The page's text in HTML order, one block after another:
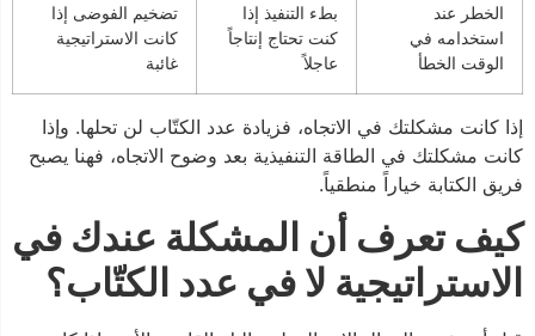
الخطر عند
استخدامه في
الوقت الخطأ
بطء التنفيذ إذا
كنت تحتاج إنتاجاً
عاجلاً
تضخيم الفوضى إذا
كانت الاستراتيجية
غائبة
إذا كانت مشكلتك في الاتجاه، فزيادة عدد الكتّاب لن تحلها. وإذا
كانت مشكلتك في الطاقة التنفيذية بعد وضوح الاتجاه، فهنا يصبح
فريق الكتابة خياراً منطقياً.
كيف تعرف أن المشكلة عندك في
الاستراتيجية لا في عدد الكتّاب؟